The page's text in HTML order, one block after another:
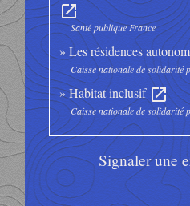
open_in_new
Santé publique France
Les résidences
Caisse nationale de solidarité
Habitat inclusif open_in_new
Caisse nationale de solidarité
Signaler une